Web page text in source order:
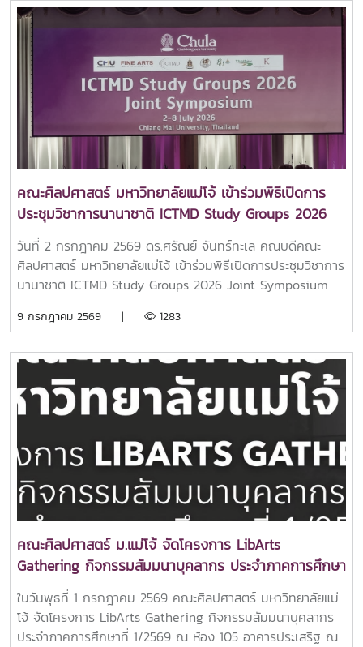
การใช้ชีวิต และการปรับตัวในมหาวิทยาลัย โดยมอบหมายอาจารย์
ที่ปรึกษาและ Buddy (เพื่อนพี่เลี้ยง) เพื่อดูแลและอำนวยความ
สะดวกตลอดระยะเวลาการศึกษา พร้อมทั้งจัดรายวิชาที่เหมาะสม
ทั้งด้านภาษาอังกฤษ ภาษาไทย และวัฒนธรรมไทย เพื่อส่งเสริม
ประสบการณ์การเรียนรู้ในบริบทนานาชาติคณะศิลปศาสตร์หวัง
เป็นอย่างยิ่งว่าการมาเยือนในครั้งนี้ จะเป็นจุดเริ่มต้นของ
มิตรภาพ การแลกเปลี่ยนทางวัฒนธรรม และการเรียนรู้ร่วมกัน
พร้อมทั้งช่วยเสริมสร้างความร่วมมือทางวิชาการระหว่าง
มหาวิทยาลัยแม่โจ้และ Feng Chia University ให้แน่นแฟ้นยิ่งขึ้น
ในอนาคตFaculty of Liberal Arts, Maejo University
Welcomes Exchange Students from Feng Chia
University, TaiwanOn 3 July 2026, the Faculty of Liberal
Arts, Maejo University, warmly welcomed two exchange
students from Feng Chia University (FCU), Taiwan—Ms.
Hu, Yu-Jung and Ms. Li, Yi-Ting—who have joined the
between the two universities.To ensure a smooth
a comprehensive orientation and support system.
Academic advisors and student buddies have been
assigned to provide guidance and assistance
throughout their stay. In addition, the students will
enroll in carefully selected courses in English, Thai
language, and Thai culture, enabling them to enhance
their academic experience while gaining a deeper
understanding of Thai society and culture in an
international learning environment.The Faculty of
Liberal Arts sincerely hopes that this exchange
program will mark the beginning of lasting friendships,
meaningful cultural exchange, and mutual learning. We
also believe that this collaboration will further
strengthen the academic partnership between Maejo
University and Feng Chia University, paving the way
คณะศิลปศาสตร์ มหาวิทยาลัยแม่โจ้ เข้าร่วมพิธีเปิดการ
ประชุมวิชาการนานาชาติ ICTMD Study Groups 2026
Joint Symposium
วันที่ 2 กรกฎาคม 2569 ดร.ศรัณย์ จันทร์ทะเล คณบดีคณะ
ศิลปศาสตร์ มหาวิทยาลัยแม่โจ้ เข้าร่วมพิธีเปิดการประชุมวิชาการ
นานาชาติ ICTMD Study Groups 2026 Joint Symposium
Ethnomusicology, and Indigenous Music & Dance ณ หอ
มหาวิทยาลัยเชียงใหม่การประชุมจัดขึ้นระหว่างวันที่ 2–8
กรกฎาคม 2569 โดยความร่วมมือระหว่างคณะศิลปกรรมศาสตร์
จุฬาลงกรณ์มหาวิทยาลัย คณะวิจิตรศิลป์ มหาวิทยาลัยเชียงใหม่
และเครือข่าย International Council for Traditions of
Music and Dance (ICTMD) เพื่อเป็นเวทีแลกเปลี่ยนองค์ความ
รู้ด้านศิลปะการแสดง ดนตรีชาติพันธุ์ และนาฏศิลป์พื้นถิ่นของนัก
วิชาการ ศิลปิน และผู้เชี่ยวชาญจากนานาประเทศในโอกาสนี้ คณะ
ศิลปศาสตร์ มหาวิทยาลัยแม่โจ้ ได้ร่วมแสดงความยินดีต่อความ
สำเร็จของการเป็นเจ้าภาพจัดการประชุมวิชาการระดับนานาชาติ
ครั้งสำคัญของประเทศไทย พร้อมทั้งร่วมสนับสนุนการสร้างเครือ
ข่ายความร่วมมือทางวิชาการ การแลกเปลี่ยนองค์ความรู้ด้าน
ภาษา วัฒนธรรม และศิลปะ ซึ่งสอดคล้องกับพันธกิจของคณะใน
การส่งเสริมความเป็นนานาชาติและการเรียนรู้ข้ามวัฒนธรรม อัน
จะนำไปสู่การพัฒนาการศึกษาและการวิจัยอย่างยั่งยืนในระดับ
สากล
9 กรกฎาคม 2569 | 1283
คณะศิลปศาสตร์ ม.แม่โจ้ จัดโครงการ LibArts
Gathering กิจกรรมสัมมนาบุคลากร ประจำภาคการศึกษา
ที่ 1/2569
ในวันพุธที่ 1 กรกฎาคม 2569 คณะศิลปศาสตร์ มหาวิทยาลัยแม่
โจ้ จัดโครงการ LibArts Gathering กิจกรรมสัมมนาบุคลากร
ประจำภาคการศึกษาที่ 1/2569 ณ ห้อง 105 อาคารประเสริฐ ณ